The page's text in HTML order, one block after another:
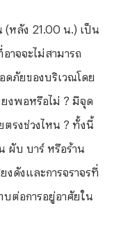
(หลัง 21.00 น.) เป็น
าจจะไม่สามารถ
ดภัยของบริเวณโดย
งพอหรือไม่ ? มีจุด
รงช่วงไหน ? ทั้งนี้
ผับ บาร์ หรือร้าน
งดังและการจราจรที่
บต่อการอยู่อาศัยใน